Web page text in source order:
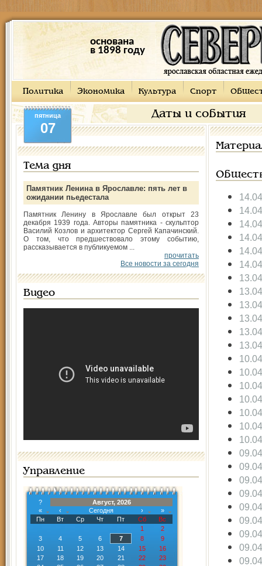
основана
в 1898 году
Политика Экономика Культура Спорт
Даты и события
пятница
07
Тема дня
Памятник Ленина в Ярославле: пять лет в
ожидании пьедестала
Памятник Ленину в Ярославле был открыт 23
декабря 1939 года. Авторы памятника - скульптор
Василий Козлов и архитектор Сергей Капачинский.
О том, что предшествовало этому событию,
рассказывается в публикуемом ...
прочитать
Все новости за сегодня
Видео
Управление
?
Август, 2026
«
‹ Сегодня ›
»
Пн
Вт Ср Чт Пт Сб
Вс
1
2
3
4 5 6 7 8
9
10
11 12 13 14 15
16
17
18 19 20 21 22
23